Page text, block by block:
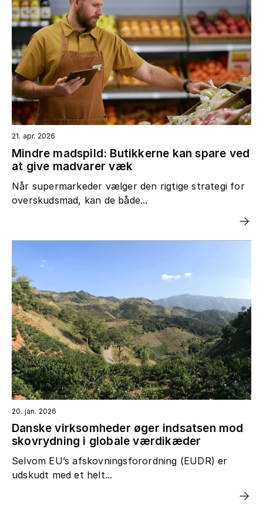
21. apr. 2026
Mindre madspild: Butikkerne kan spare ved
at give madvarer væk
Når supermarkeder vælger den rigtige strategi for
overskudsmad, kan de både...
20. jan. 2026
Danske virksomheder øger indsatsen mod
skovrydning i globale værdikæder
Selvom EU’s afskovningsforordning (EUDR) er
udskudt med et helt...